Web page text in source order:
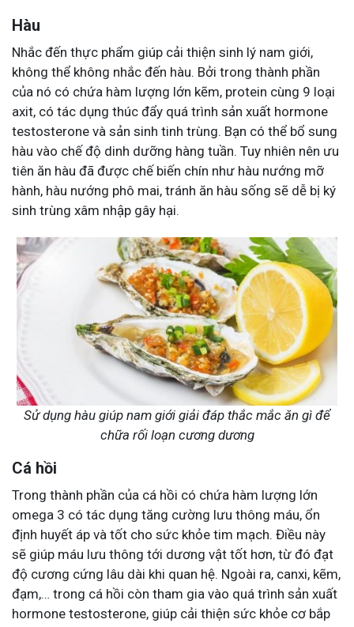
Hàu
Nhắc đến thực phẩm giúp cải thiện sinh lý nam giới,
không thể không nhắc đến hàu. Bởi trong thành phần
của nó có chứa hàm lượng lớn kẽm, protein cùng 9 loại
axit, có tác dụng thúc đẩy quá trình sản xuất hormone
testosterone và sản sinh tinh trùng. Bạn có thể bổ sung
hàu vào chế độ dinh dưỡng hàng tuần. Tuy nhiên nên ưu
tiên ăn hàu đã được chế biến chín như hàu nướng mỡ
hành, hàu nướng phô mai, tránh ăn hàu sống sẽ dễ bị ký
sinh trùng xâm nhập gây hại.
Sử dụng hàu giúp nam giới giải đáp thắc mắc ăn gì để
chữa rối loạn cương dương
Cá hồi
Trong thành phần của cá hồi có chứa hàm lượng lớn
omega 3 có tác dụng tăng cường lưu thông máu, ổn
định huyết áp và tốt cho sức khỏe tim mạch. Điều này
sẽ giúp máu lưu thông tới dương vật tốt hơn, từ đó đạt
độ cương cứng lâu dài khi quan hệ. Ngoài ra, canxi, kẽm,
đạm,… trong cá hồi còn tham gia vào quá trình sản xuất
hormone testosterone, giúp cải thiện sức khỏe cơ bắp